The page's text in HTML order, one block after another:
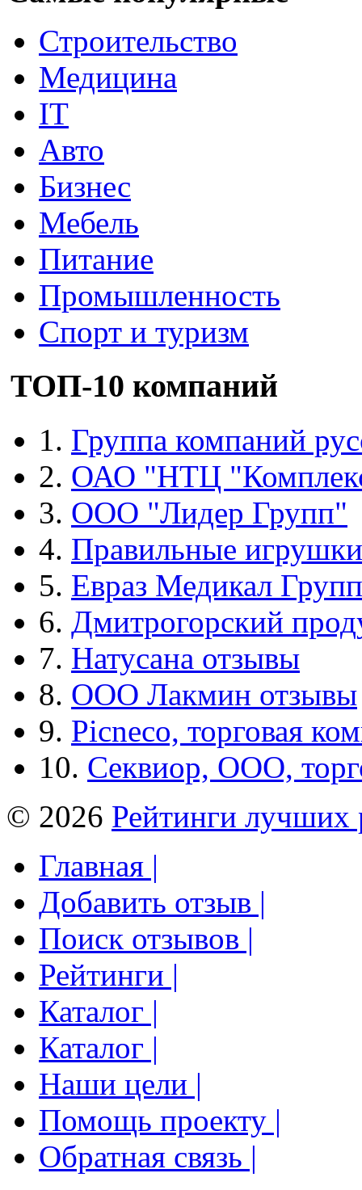
Строительство
Медицина
IT
Авто
Бизнес
Мебель
Питание
Промышленность
Спорт и туризм
ТОП-10 компаний
1. Группа компаний
2. ОАО "НТЦ
3. ООО "Лидер Групп"
4. Правильные игрушки
5. Евраз Медикал Групп
6. Дмитрогорский
7. Натусана отзывы
8. ООО Лакмин отзывы
9. Picneco, торговая
10. Секвиор, ООО,
© 2026 Рейтинги лучших
Главная |
Добавить отзыв |
Поиск отзывов |
Рейтинги |
Каталог |
Каталог |
Наши цели |
Помощь проекту |
Обратная связь |